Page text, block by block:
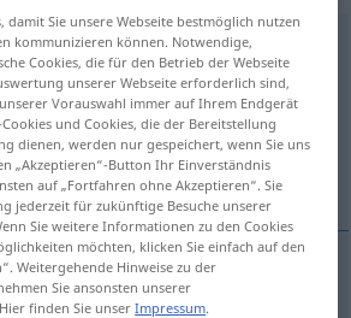
anklicken/antippen)
damit Sie unsere Webseite bestmöglich nutzen
kommunizieren können. Notwendige,
Cookies, die für den Betrieb der Webseite
unserer Webseite erforderlich sind,
Vorauswahl immer auf Ihrem Endgerät
und Cookies, die der Bereitstellung
dienen, werden nur gespeichert, wenn Sie uns
„Akzeptieren“-Button Ihr Einverständnis
auf „Fortfahren ohne Akzeptieren“. Sie
jederzeit für zukünftige Besuche unserer
Sie weitere Informationen zu den Cookies
möchten, klicken Sie einfach auf den
Weitergehende Hinweise zu der
Sie ansonsten unserer
finden Sie unserImpressum.